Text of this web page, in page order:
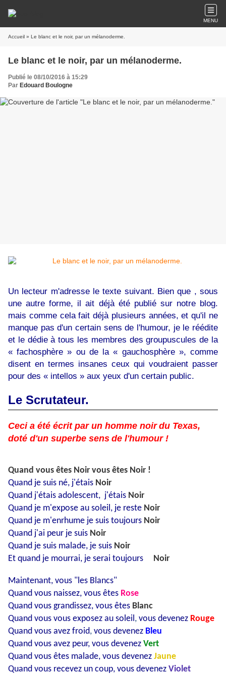
MENU
Accueil » Le blanc et le noir, par un mélanoderme.
Le blanc et le noir, par un mélanoderme.
Publié le 08/10/2016 à 15:29
Par Edouard Boulogne
Un lecteur m'adresse le texte suivant. Bien que , sous
une autre forme, il ait déjà été publié sur notre blog.
mais comme cela fait déjà plusieurs années, et qu'il ne
manque pas d'un certain sens de l'humour, je le réédite
et le dédie à tous les membres des groupuscules de la
« fachosphère » ou de la « gauchosphère », comme
disent en termes insanes ceux qui voudraient passer
pour des « intellos » aux yeux d'un certain public.
Le Scrutateur.
Ceci a été écrit par un homme noir du Texas,
doté d'un superbe sens de l'humour !
Quand vous êtes Noir vous êtes Noir !
Quand je suis né, j'étais Noir
Quand j'étais adolescent, j'étais Noir
Quand je m'expose au soleil, je reste Noir
Quand je m'enrhume je suis toujours Noir
Quand j'ai peur je suis Noir
Quand je suis malade, je suis Noir
Et quand je mourrai, je serai toujours Noir
Maintenant, vous "les Blancs"
Quand vous naissez, vous êtes Rose
Quand vous grandissez, vous êtes Blanc
Quand vous vous exposez au soleil, vous devenez Rouge
Quand vous avez froid, vous devenez Bleu
Quand vous avez peur, vous devenez Vert
Quand vous êtes malade, vous devenez Jaune
Quand vous recevez un coup, vous devenez Violet